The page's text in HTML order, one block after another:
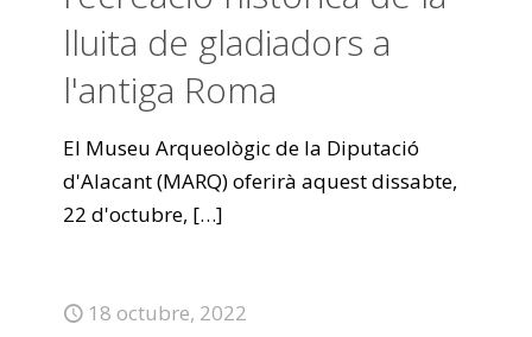
lluita de gladiadors a
l'antiga Roma
El Museu Arqueològic de la Diputació
d'Alacant (MARQ) oferirà aquest dissabte,
22 d'octubre, […]
18 octubre, 2022